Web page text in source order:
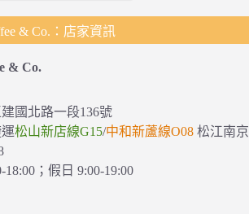
& Co.：店家資訊
& Co.
國北路一段136號
松山新店線G15/中和新蘆線O08 松江南
；假日 9:00-19:00